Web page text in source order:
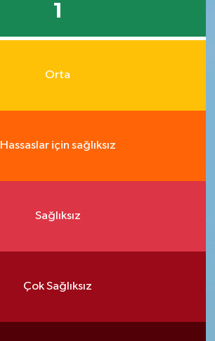
1
Orta
Hassaslar için sağlıksız
Sağlıksız
Çok Sağlıksız